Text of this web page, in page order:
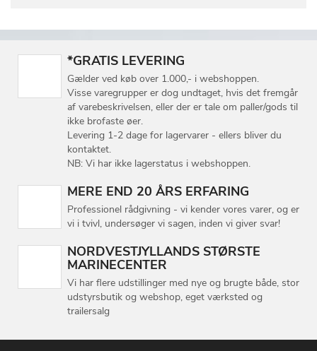
*GRATIS LEVERING
Gælder ved køb over 1.000,- i webshoppen.
Visse varegrupper er dog undtaget, hvis det fremgår
af varebeskrivelsen, eller der er tale om paller/gods til
ikke brofaste øer.
Levering 1-2 dage for lagervarer - ellers bliver du
kontaktet.
NB: Vi har ikke lagerstatus i webshoppen.
MERE END 20 ÅRS ERFARING
Professionel rådgivning - vi kender vores varer, og er
vi i tvivl, undersøger vi sagen, inden vi giver svar!
NORDVESTJYLLANDS STØRSTE
MARINECENTER
Vi har flere udstillinger med nye og brugte både, stor
udstyrsbutik og webshop, eget værksted og
trailersalg